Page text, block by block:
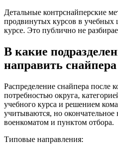
Детальные контрснайперские
продвинутых курсов в учебных
курсе. Это публично не
В какие
направить снайпера
Распределение снайпера после
потребностью округа,
учебного курса и решением
учитываются, но
военкоматом и пунктом отбора.
Типовые направления: